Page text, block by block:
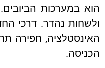
במערכות הביובים.
נהדר. דרכי
חפירה תחת